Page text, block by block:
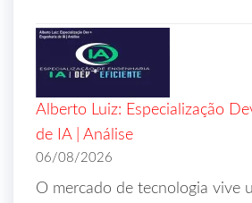
Alberto Luiz: Especialização
de IA | Análise
06/08/2026
O mercado de tecnologia vive